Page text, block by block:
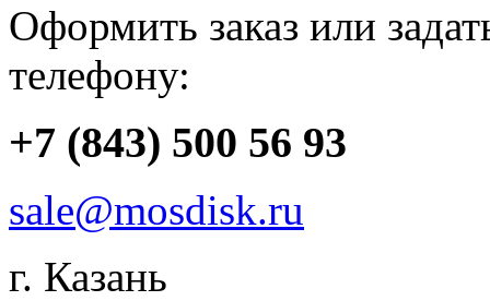
Оформить заказ или
телефону:
+7 (843) 500 56 93
sale@mosdisk.ru
г. Казань